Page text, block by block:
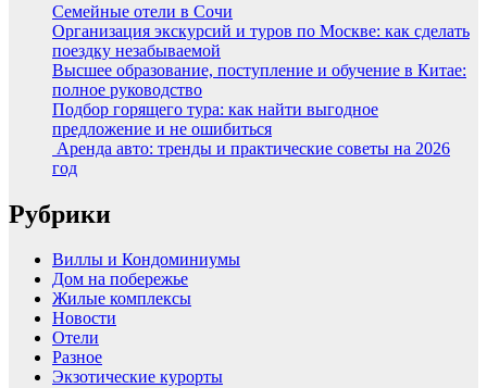
Семейные отели в Сочи
Организация экскурсий и туров по Москве: как сделать
поездку незабываемой
Высшее образование, поступление и обучение в Китае:
полное руководство
Подбор горящего тура: как найти выгодное
предложение и не ошибиться
Аренда авто: тренды и практические советы на 2026
год
Рубрики
Виллы и Кондоминиумы
Дом на побережье
Жилые комплексы
Новости
Отели
Разное
Экзотические курорты